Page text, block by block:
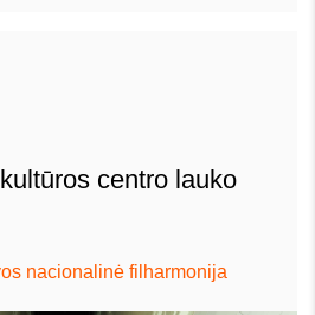
centro lauko
nacionalinė filharmonija